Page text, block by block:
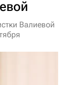
Валиевой